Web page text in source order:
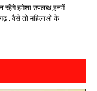
रहेंगे हमेशा उपलब्ध,इनमें
: वैसे तो महिलाओं के